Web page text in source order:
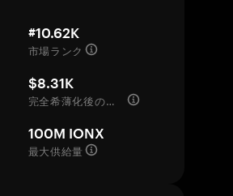
#10.62K
市場ランク
$8.31K
完全希薄化後の評価額
100M IONX
最大供給量